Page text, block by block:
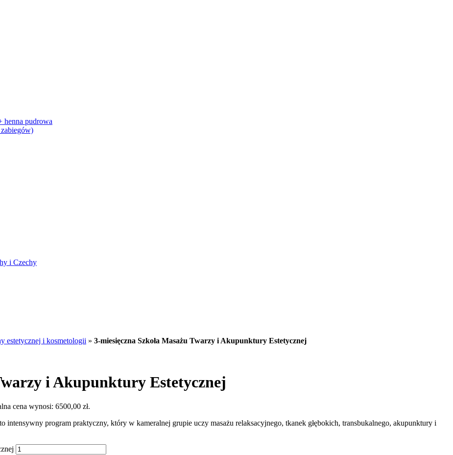
henna pudrowa
i Czechy
estetycznej i kosmetologii » 3-miesięczna Szkoła Masażu Twarzy i Akupunktury Estetycznej
i Akupunktury Estetycznej
cena wynosi: 6500,00 zł.
intensywny program praktyczny, który w kameralnej grupie uczy masażu relaksacyjnego, tkanek głębokich, transbukalnego, akupunktury i